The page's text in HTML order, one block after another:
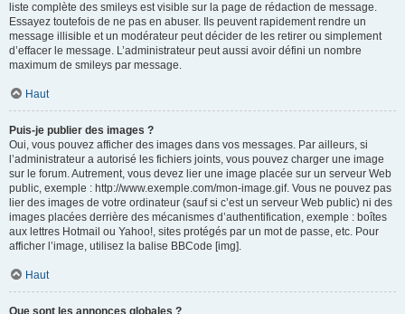
liste complète des smileys est visible sur la page de rédaction de message.
Essayez toutefois de ne pas en abuser. Ils peuvent rapidement rendre un
message illisible et un modérateur peut décider de les retirer ou simplement
d’effacer le message. L’administrateur peut aussi avoir défini un nombre
maximum de smileys par message.
Haut
Puis-je publier des images ?
Oui, vous pouvez afficher des images dans vos messages. Par ailleurs, si
l’administrateur a autorisé les fichiers joints, vous pouvez charger une image
sur le forum. Autrement, vous devez lier une image placée sur un serveur Web
public, exemple : http://www.exemple.com/mon-image.gif. Vous ne pouvez pas
lier des images de votre ordinateur (sauf si c’est un serveur Web public) ni des
images placées derrière des mécanismes d’authentification, exemple : boîtes
aux lettres Hotmail ou Yahoo!, sites protégés par un mot de passe, etc. Pour
afficher l’image, utilisez la balise BBCode [img].
Haut
Que sont les annonces globales ?